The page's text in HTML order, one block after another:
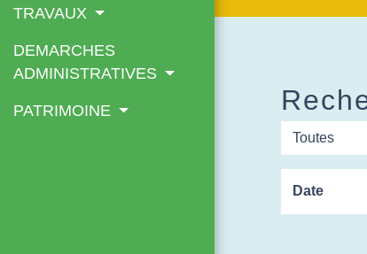
TRAVAUX
DEMARCHES
ADMINISTRATIVES
PATRIMOINE
Toutes
Date